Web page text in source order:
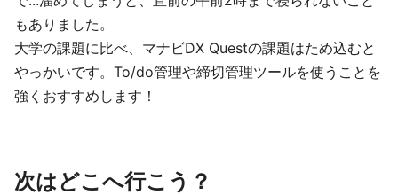
もありました。
大学の課題に比べ、マナビDX Questの課題はため込むと
やっかいです。To/do管理や締切管理ツールを使うことを
強くおすすめします！
次はどこへ行こう？